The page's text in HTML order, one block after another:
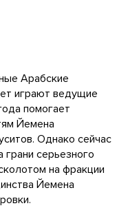
Арабские
играют ведущие
помогает
Йемена
Однако сейчас
грани серьезного
на фракции
Йемена